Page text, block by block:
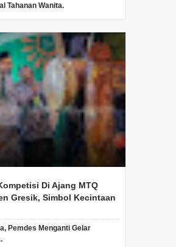
Tahanan Wanita.
Di Ajang MTQ
Gresik, Simbol Kecintaan
Pemdes Menganti Gelar